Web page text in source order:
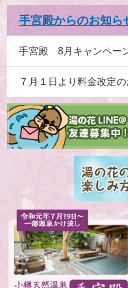
手宮殿からのお知ら
手宮殿 8月キャンペー
７月１日より料金改定